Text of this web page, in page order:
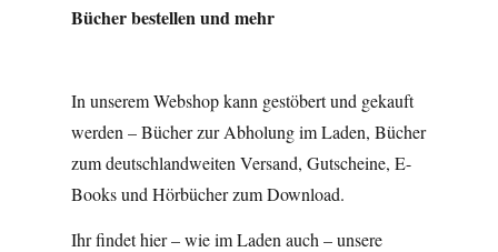
Bücher bestellen und mehr
In unserem Webshop kann gestöbert und gekauft
werden – Bücher zur Abholung im Laden, Bücher
zum deutschlandweiten Versand, Gutscheine, E-
Books und Hörbücher zum Download.
Ihr findet hier – wie im Laden auch – unsere